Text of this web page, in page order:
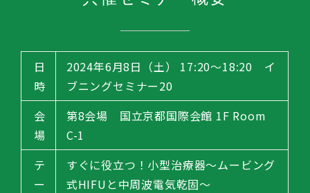
日
時
2024年6月8日（土） 17:20～18:20 イ
ブニングセミナー20
会
場
第8会場 国立京都国際会館 1F Room
C-1
テ
ー
すぐに役立つ！小型治療器～ムービング
式HIFUと中周波電気乾固～